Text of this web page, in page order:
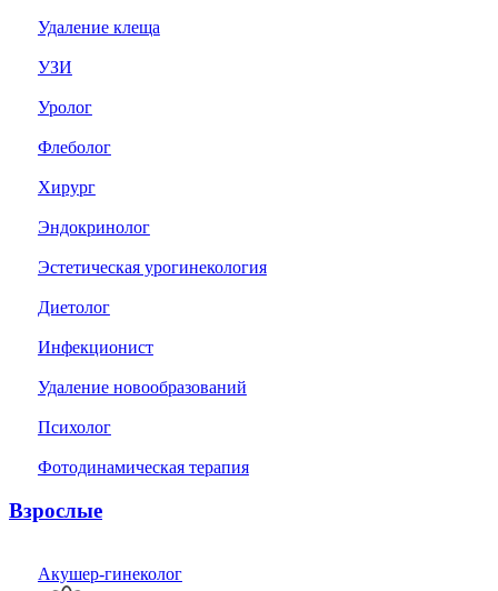
Удаление клеща
УЗИ
Уролог
Флеболог
Хирург
Эндокринолог
Эстетическая урогинекология
Диетолог
Инфекционист
Удаление новообразований
Психолог
Фотодинамическая терапия
Взрослые
Акушер-гинеколог